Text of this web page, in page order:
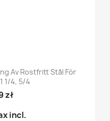
Av Rostfritt Stål För
1/4, 5/4
zł
incl.